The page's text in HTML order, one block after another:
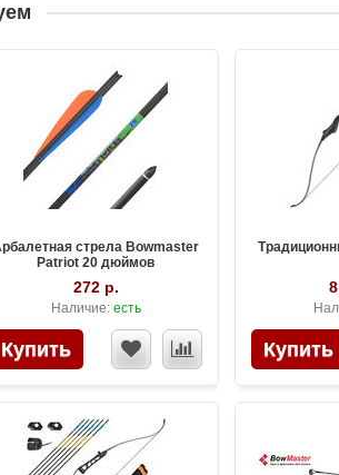
стрела Bowmaster
Patriot 20 дюймов
272 р.
Наличие: есть